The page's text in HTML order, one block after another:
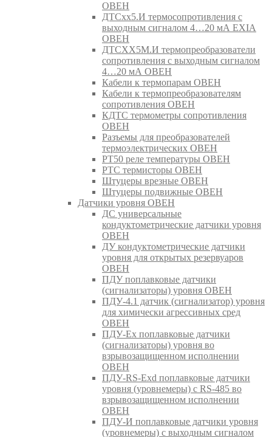
ОВЕН
ДТСхх5.И термосопротивления с
выходным сигналом 4…20 мА EXIA
ОВЕН
ДТСХХ5М.И термопреобразователи
сопротивления с выходным сигналом
4…20 мА ОВЕН
Кабели к термопарам ОВЕН
Кабели к термопреобразователям
сопротивления ОВЕН
КДТС термометры сопротивления
ОВЕН
Разъемы для преобразователей
термоэлектрических ОВЕН
РТ50 реле температуры ОВЕН
РТС термисторы ОВЕН
Штуцеры врезные ОВЕН
Штуцеры подвижные ОВЕН
Датчики уровня ОВЕН
ДС универсальные
кондуктометрические датчики уровня
ОВЕН
ДУ кондуктометрические датчики
уровня для открытых резервуаров
ОВЕН
ПДУ поплавковые датчики
(сигнализаторы) уровня ОВЕН
ПДУ-4.1 датчик (сигнализатор) уровня
для химически агрессивных сред
ОВЕН
ПДУ-Ex поплавковые датчики
(сигнализаторы) уровня во
взрывозащищенном исполнении
ОВЕН
ПДУ-RS-Exd поплавковые датчики
уровня (уровнемеры) с RS-485 во
взрывозащищенном исполнении
ОВЕН
ПДУ-И поплавковые датчики уровня
(уровнемеры) с выходным сигналом